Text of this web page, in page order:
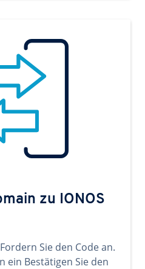
zu IONOS
Sie den Code an.
ein Bestätigen Sie den